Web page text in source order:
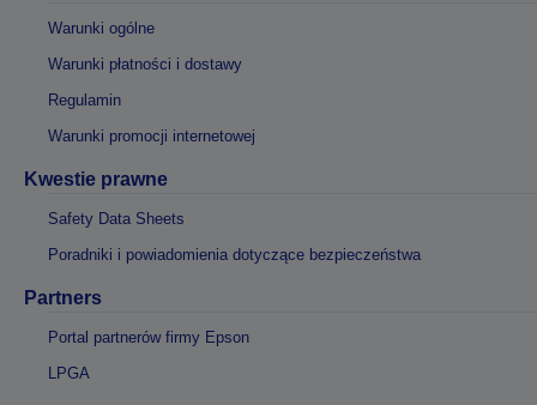
Warunki ogólne
Warunki płatności i dostawy
Regulamin
Warunki promocji internetowej
Kwestie prawne
Safety Data Sheets
Poradniki i powiadomienia dotyczące bezpieczeństwa
Partners
Portal partnerów firmy Epson
LPGA